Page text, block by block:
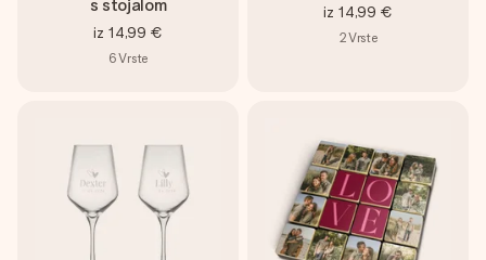
s stojalom
iz 14,99 €
6Vrste
iz 14,99 €
2Vrste